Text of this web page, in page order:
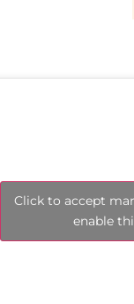
Click to accept
enable